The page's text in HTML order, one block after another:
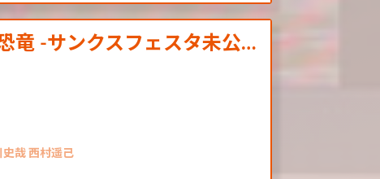
竜 -サンクスフェスタ未公…
史哉 西村遥己